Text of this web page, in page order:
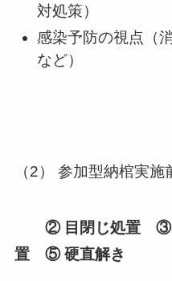
対処策）
感染予防の視点（
など）
（2） 参加型納棺実施
② 目閉じ処置 ③
置 ⑤硬直解き